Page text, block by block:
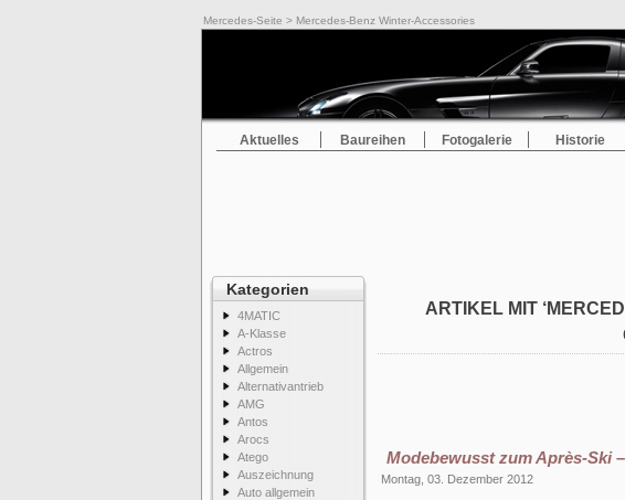
Mercedes-Seite > Mercedes-Benz Winter-Accessories
Aktuelles Baureihen Fotogalerie Historie
Kategorien
4MATIC
A-Klasse
Actros
Allgemein
Alternativantrieb
AMG
Antos
Arocs
Atego
Auszeichnung
Auto allgemein
ARTIKEL MIT
Modebewusst zum Après-Ski
Montag, 03. Dezember 2012